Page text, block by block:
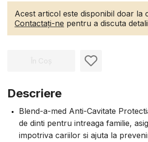
Acest articol este disponibil doar la
Contactați-ne pentru a discuta
În Coș
Descriere
Blend-a-med Anti-Cavitate
de dinti pentru intreaga familie,
impotriva cariilor si ajuta la